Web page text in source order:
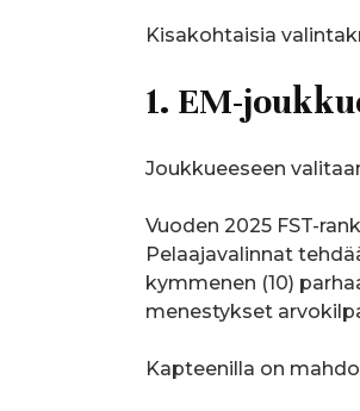
Kisakohtaisia
1. EM-
Joukkueeseen
Vuoden 2025 FST-
Pelaajavalinnat
kymmenen (10)
menestykset
Kapteenilla on